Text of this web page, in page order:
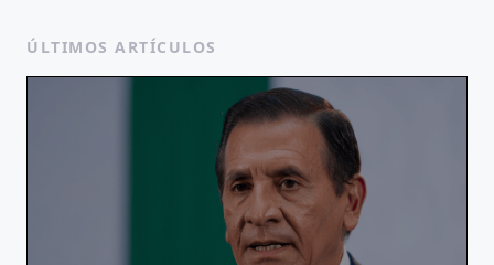
ÚLTIMOS ARTÍCULOS